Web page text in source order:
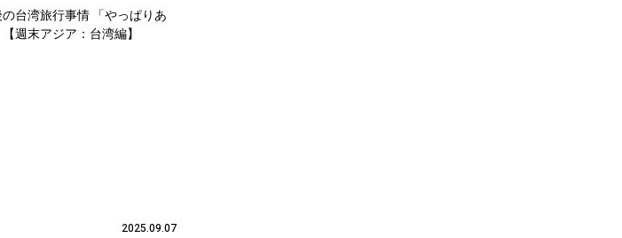
台湾旅行事情 「やっぱりあ
週末アジア：台湾編】
2025.09.07